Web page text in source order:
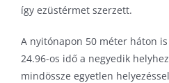
Úszás
így ezüstérmet szerzett.
A nyitónapon 50 méter háton
24.96-os idő a negyedik
mindössze egyetlen